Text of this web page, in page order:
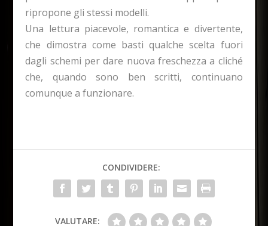
ripropone gli stessi modelli.
Una lettura piacevole, romantica e divertente,
che dimostra come basti qualche scelta fuori
dagli schemi per dare nuova freschezza a cliché
che, quando sono ben scritti, continuano
comunque a funzionare.
CONDIVIDERE:
VALUTARE: